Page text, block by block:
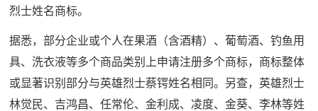
烈士姓名商标。
据悉，部分企业或个人在果酒（含酒精）、葡萄酒、钓鱼用
具、洗衣液等多个商品类别上申请注册多个商标，商标整体
或显著识别部分与英雄烈士蔡锷姓名相同。另查，英雄烈士
林觉民、吉鸿昌、任常伦、金利成、凌度、金葵、李林等姓